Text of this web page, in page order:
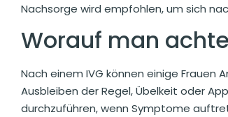
Nachsorge wird empfohlen, um sich
Worauf man
Nach einem IVG können einige Frauen
Ausbleiben der Regel, Übelkeit oder
durchzuführen, wenn Symptome